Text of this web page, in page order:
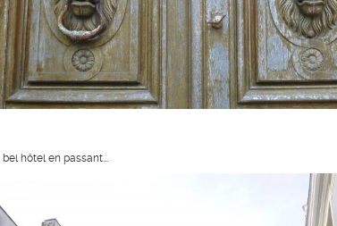
bel hôtel en passant...